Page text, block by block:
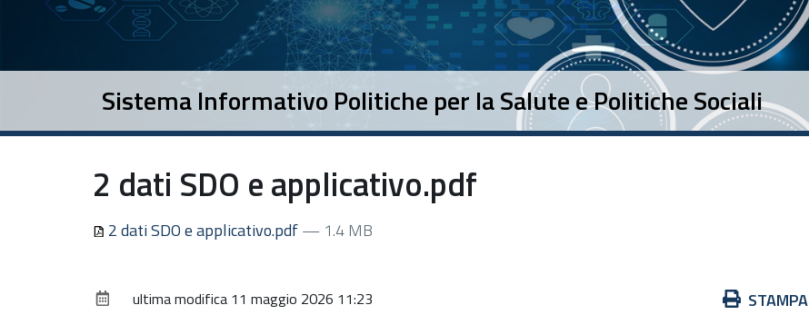
Sistema Informativo Politiche per la Salute e Politiche Sociali
2 dati SDO e applicativo.pdf
2 dati SDO e applicativo.pdf— 1.4 MB
Azioni STAMPA
ultima modifica 11 maggio 2026 11:23